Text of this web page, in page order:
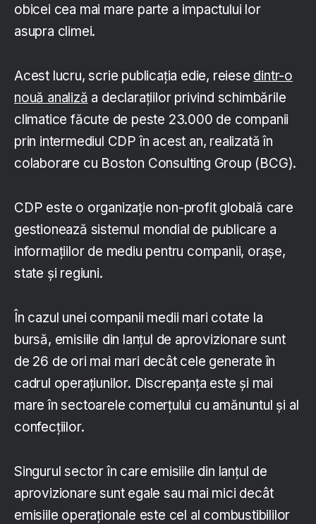
obicei cea mai mare parte a impactului lor
asupra climei.
Acest lucru, scrie publicația edie, reiese dintr-o
nouă analiză a declarațiilor privind schimbările
climatice făcute de peste 23.000 de companii
prin intermediul CDP în acest an, realizată în
colaborare cu Boston Consulting Group (BCG).
CDP este o organizație non-profit globală care
gestionează sistemul mondial de publicare a
informațiilor de mediu pentru companii, orașe,
state și regiuni.
În cazul unei companii medii mari cotate la
bursă, emisiile din lanțul de aprovizionare sunt
de 26 de ori mai mari decât cele generate în
cadrul operațiunilor. Discrepanța este și mai
mare în sectoarele comerțului cu amănuntul și al
confecțiilor.
Singurul sector în care emisiile din lanțul de
aprovizionare sunt egale sau mai mici decât
emisiile operaționale este cel al combustibililor